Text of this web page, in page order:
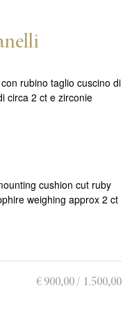
rubino taglio cuscino di
circa 2 ct e zirconie
cushion cut ruby
weighing approx 2 ct
€ 900,00 / 1.500,00